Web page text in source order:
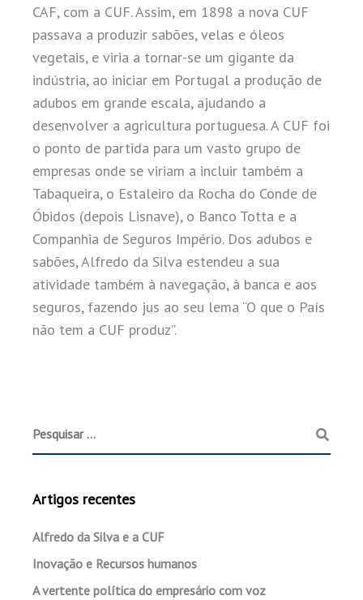
CAF, com a CUF. Assim, em 1898 a nova CUF
passava a produzir sabões, velas e óleos
vegetais, e viria a tornar-se um gigante da
indústria, ao iniciar em Portugal a produção de
adubos em grande escala, ajudando a
desenvolver a agricultura portuguesa.A CUF foi
o ponto de partida para um vasto grupo de
empresas onde se viriam a incluir também a
Tabaqueira, o Estaleiro da Rocha do Conde de
Óbidos (depois Lisnave), o Banco Totta e a
Companhia de Seguros Império. Dos adubos e
sabões, Alfredo da Silva estendeu a sua
atividade também à navegação, à banca e aos
seguros, fazendo jus ao seu lema “O que o País
não tem a CUF produz”.
Artigos recentes
Alfredo da Silva e a CUF
Inovação e Recursos humanos
A vertente política do empresário com voz